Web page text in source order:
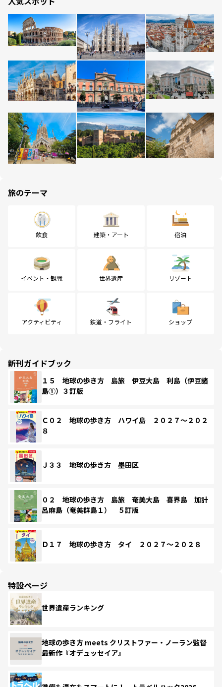
旅のテーマ
飲食 建築・アート 宿泊
イベント・観戦 世界遺産 リゾート
アクティビティ 鉄道・フライト ショップ
新刊ガイドブック
１５ 地球の歩き方 島旅 伊豆大島 利島（伊豆諸
島①）３訂版
Ｃ０２ 地球の歩き方 ハワイ島 ２０２７～２０２
８
Ｊ３３ 地球の歩き方 墨田区
０２ 地球の歩き方 島旅 奄美大島 喜界島 加計
呂麻島（奄美群島１） ５訂版
Ｄ１７ 地球の歩き方 タイ ２０２７～２０２８
特設ページ
世界遺産ランキング
地球の歩き方 meets クリストファー・ノーラン監督
最新作『オデュッセイア』